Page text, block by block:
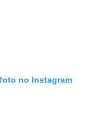
no Instagram